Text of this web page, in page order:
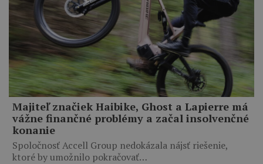
Majiteľ značiek Haibike, Ghost a Lapierre má
vážne finančné problémy a začal insolvenčné
konanie
Spoločnosť Accell Group nedokázala nájsť riešenie,
ktoré by umožnilo pokračovať…